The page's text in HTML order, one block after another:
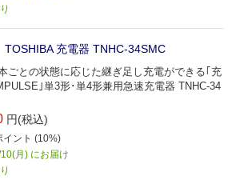
充電器 TNHC-34SMC
ごとの状態に応じた継ぎ足し充電ができる｢充
｣単3形･単4形兼用急速充電器 TNHC-34
円(税込)
イント (10%)
月) にお届け